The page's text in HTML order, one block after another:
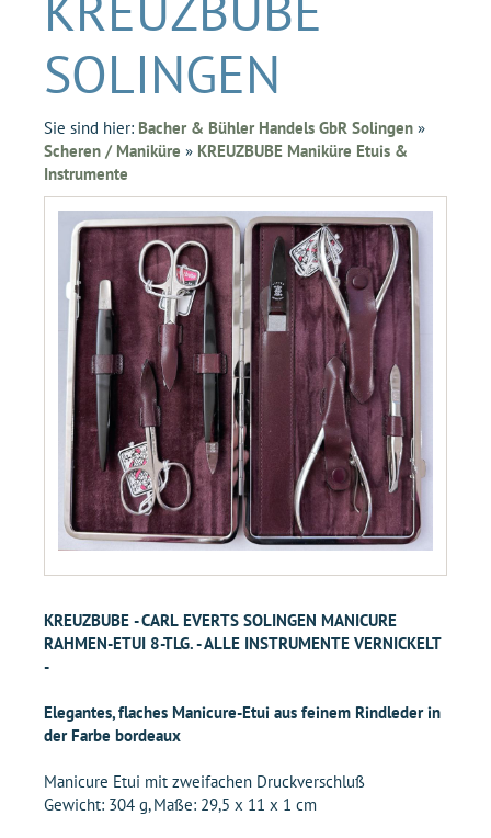
SOLINGEN
Sie sind hier: Bacher & Bühler Handels GbR Solingen »
Scheren / Maniküre » KREUZBUBE Maniküre Etuis &
Instrumente
KREUZBUBE - CARL EVERTS SOLINGEN MANICURE
RAHMEN-ETUI 8-TLG. - ALLE INSTRUMENTE VERNICKELT
-
Elegantes, flaches Manicure-Etui aus feinem Rindleder in
der Farbe bordeaux
Manicure Etui mit zweifachen Druckverschluß
Gewicht: 304 g, Maße: 29,5 x 11 x 1 cm